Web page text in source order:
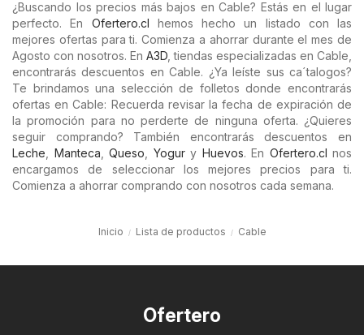
¿Buscando los precios más bajos en Cable? Estás en el lugar
perfecto. En Ofertero.cl hemos hecho un listado con las
mejores ofertas para ti. Comienza a ahorrar durante el mes de
Agosto con nosotros. En A3D , tiendas especializadas en Cable,
encontrarás descuentos en Cable. ¿Ya leíste sus ca´talogos?
Te brindamos una selección de folletos donde encontrarás
ofertas en Cable: Recuerda revisar la fecha de expiración de
la promoción para no perderte de ninguna oferta. ¿Quieres
seguir comprando? También encontrarás descuentos en
Leche
Manteca Queso Yogury Huevos. En Ofertero.cl nos
encargamos de seleccionar los mejores precios para ti.
Comienza a ahorrar comprando con nosotros cada semana.
Inicio Lista de productos Cable
Ofertero